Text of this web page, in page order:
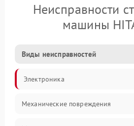
Неисправности
машины
Виды неисправностей
Электроника
Механические повреждения